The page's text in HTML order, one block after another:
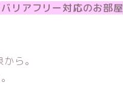
リアフリー対応のお部屋
ら。